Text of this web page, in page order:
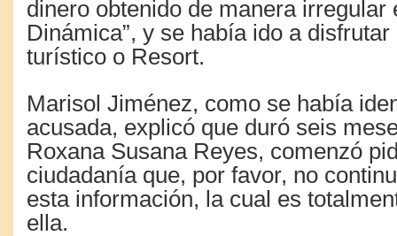
dinero obtenido de manera
Dinámica”, y se había ido a
turístico o Resort.
Marisol Jiménez, como se había
acusada, explicó que duró seis
Roxana Susana Reyes, comenzó
ciudadanía que, por favor, no
esta información, la cual es
ella.